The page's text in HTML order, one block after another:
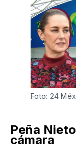
Foto: 24
Peña
cámara